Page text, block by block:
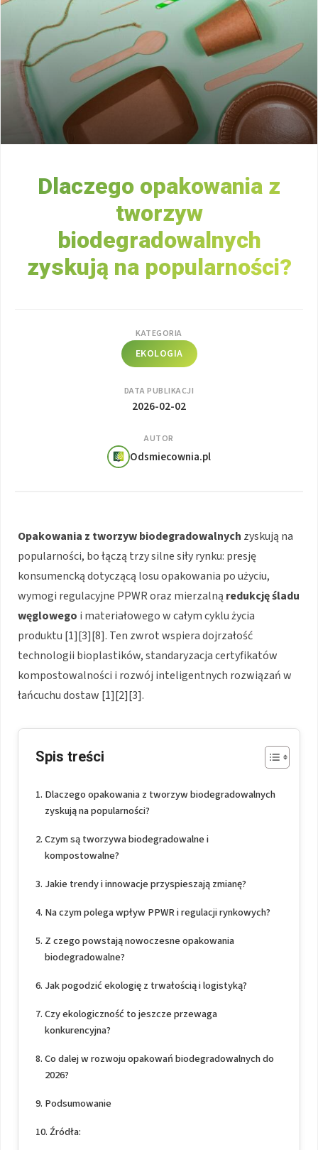
Dlaczego opakowania z
tworzyw
biodegradowalnych
zyskują na popularności?
KATEGORIA
EKOLOGIA
DATA PUBLIKACJI
2026-02-02
AUTOR
Odsmiecownia.pl
Opakowania z tworzyw biodegradowalnych zyskują na
popularności, bo łączą trzy silne siły rynku: presję
konsumencką dotyczącą losu opakowania po użyciu,
wymogi regulacyjne PPWR oraz mierzalną redukcję śladu
węglowego i materiałowego w całym cyklu życia
produktu [1][3][8]. Ten zwrot wspiera dojrzałość
technologii bioplastików, standaryzacja certyfikatów
kompostowalności i rozwój inteligentnych rozwiązań w
łańcuchu dostaw [1][2][3].
Spis treści
Dlaczego opakowania z tworzyw biodegradowalnych
zyskują na popularności?
Czym są tworzywa biodegradowalne i
kompostowalne?
Jakie trendy i innowacje przyspieszają zmianę?
Na czym polega wpływ PPWR i regulacji rynkowych?
Z czego powstają nowoczesne opakowania
biodegradowalne?
Jak pogodzić ekologię z trwałością i logistyką?
Czy ekologiczność to jeszcze przewaga
konkurencyjna?
Co dalej w rozwoju opakowań biodegradowalnych do
2026?
Podsumowanie
Źródła: